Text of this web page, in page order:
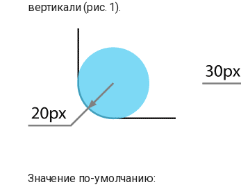
вертикали (рис. 1).
Значение по-умолчанию: